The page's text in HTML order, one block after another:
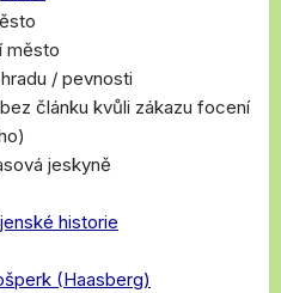
město
/ pevnosti
článku kvůli zákazu focení
jeskyně
historie
(Haasberg)